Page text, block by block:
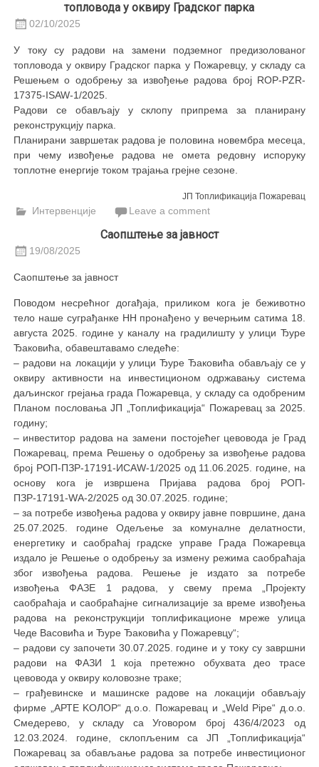
топловода у оквиру Градског парка
02/10/2025
У току су радови на замени подземног предизолованог
топловода у оквиру Градског парка у Пожаревцу, у складу са
Решењем о одобрењу за извођење радова број ROP-PZR-
17375-ISAW-1/2025.
Радови се обављају у склопу припрема за планирану
реконструкцију парка.
Планирани завршетак радова је половина новембра месеца,
при чему извођење радова не омета редовну испоруку
топлотне енергије током трајања грејне сезоне.
ЈП Топлификација Пожаревац
Интервенције Leave a comment
Саопштење за јавност
19/08/2025
Саопштење за јавност
Поводом несрећног догађаја, приликом кога је беживотно
тело наше суграђанке НН пронађено у вечерњим сатима 18.
августа 2025. године у каналу на градилишту у улици Ђуре
Ђаковића, обавештавамо следеће:
– радови на локацији у улици Ђуре Ђаковића обављају се у
оквиру активности на инвестиционом одржавању система
даљинског грејања града Пожаревца, у складу са одобреним
Планом пословања ЈП „Топлификација“ Пожаревац за 2025.
годину;
– инвеститор радова на замени постојећег цевовода је Град
Пожаревац, према Решењу о одобрењу за извођење радова
број РОП-ПЗР-17191-ИСАW-1/2025 од 11.06.2025. године, на
основу кога је извршена Пријава радова број РОП-
ПЗР-17191-WА-2/2025 од 30.07.2025. године;
– за потребе извођења радова у оквиру јавне површине, дана
25.07.2025. године Одељење за комуналне делатности,
енергетику и саобраћај градске управе Града Пожаревца
издало је Решење о одобрењу за измену режима саобраћаја
због извођења радова. Решење је издато за потребе
извођења ФАЗЕ 1 радова, у свему према „Пројекту
саобраћаја и саобраћајне сигнализације за време извођења
радова на реконструкцији топлификационе мреже улица
Чеде Васовића и Ђуре Ђаковића у Пожаревцу“;
– радови су започети 30.07.2025. године и у току су завршни
радови на ФАЗИ 1 која претежно обухвата део трасе
цевовода у оквиру коловозне траке;
– грађевинске и машинске радове на локацији обављају
фирме „АРТЕ KОЛОР“ д.о.о. Пожаревац и „Weld Pipe“ д.о.о.
Смедерево, у складу са Уговором број 436/4/2023 од
12.03.2024. године, склопљеним са ЈП „Топлификација“
Пожаревац за обављање радова за потребе инвестиционог